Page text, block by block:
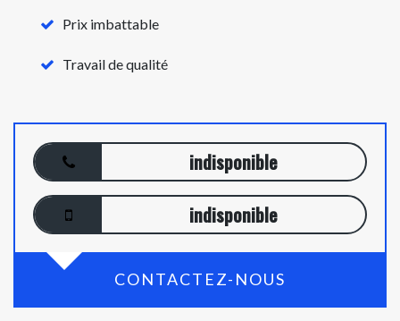
Prix imbattable
Travail de qualité
indisponible
indisponible
CONTACTEZ-NOUS